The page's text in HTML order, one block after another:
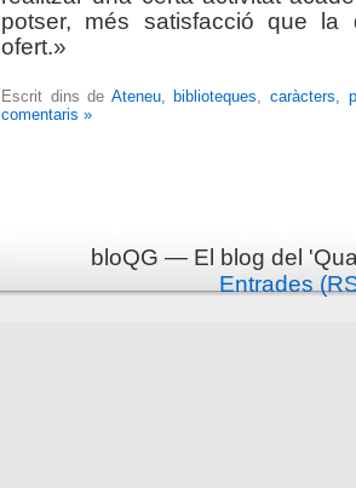
potser, més satisfacció que
ofert.»
Escrit dins de Ateneu, biblioteques,caràcters,
comentaris »
bloQG — El blog del
Entrades